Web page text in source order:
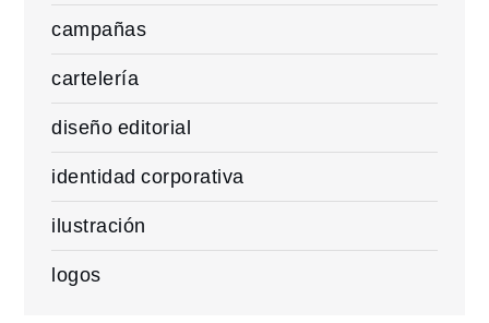
campañas
cartelería
diseño editorial
identidad corporativa
ilustración
logos